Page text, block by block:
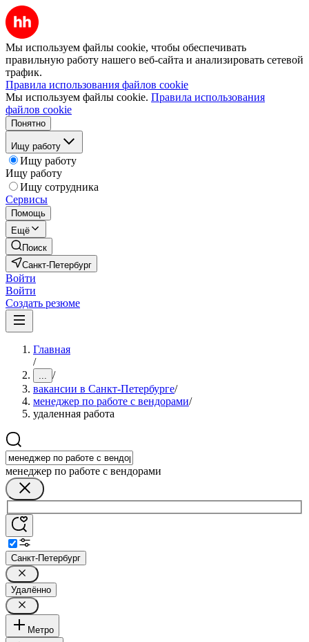
Мы используем файлы cookie, чтобы обеспечивать
правильную работу нашего веб-сайта и анализировать сетевой
трафик.
Правила использования файлов cookie
Мы используем файлы cookie. Правила использования
файлов cookie
Понятно
Ищу работу
Ищу работу
Ищу работу
Ищу сотрудника
Сервисы
Помощь
Ещё
Поиск
Санкт-Петербург
Войти
Войти
Создать резюме
Главная
/
... /
вакансии в Санкт-Петербурге/
менеджер по работе с вендорами/
удаленная работа
менеджер по работе с вендорами
Санкт-Петербург
Удалённо
Метро